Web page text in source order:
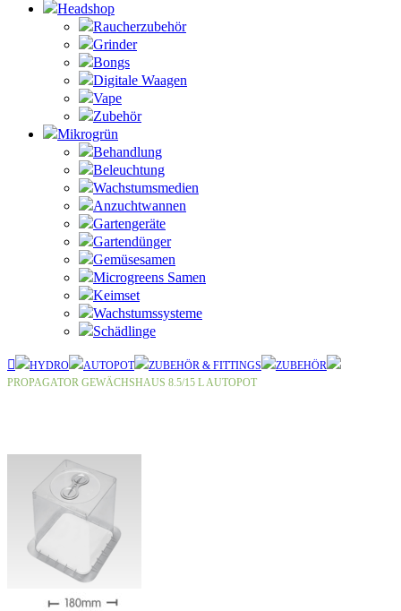
Headshop
Raucherzubehör
Grinder
Bongs
Digitale Waagen
Vape
Zubehör
Mikrogrün
Behandlung
Beleuchtung
Wachstumsmedien
Anzuchtwannen
Gartengeräte
Gartendünger
Gemüsesamen
Microgreens Samen
Keimset
Wachstumssysteme
Schädlinge
HYDRO AUTOPOT ZUBEHÖR & FITTINGS
ZUBEHÖR
PROPAGATOR GEWÄCHSHAUS 8.5/15 L AUTOPOT